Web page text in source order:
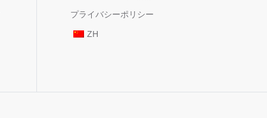
プライバシーポリシー
ZH